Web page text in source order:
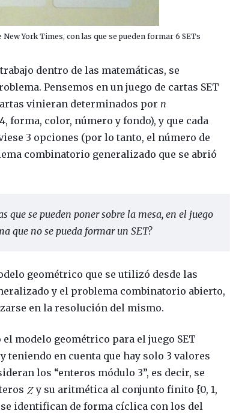
York Times, con las que se pueden formar 6 SETs
dentro de las matemáticas, se
Pensemos en un juego de cartas SET
vinieran determinados porn
forma, color, número y fondo), y que cada
3 opciones (por lo tanto, el número de
combinatorio generalizado que se abrió
que se pueden poner sobre la mesa, en el juego
que no se pueda formar un SET?
geométrico que se utilizó desde las
y el problema combinatorio abierto,
en la resolución del mismo.
modelo geométrico para el juego SET
teniendo en cuenta que hay solo 3 valores
los “enteros módulo 3”, es decir, se
y su aritmética al conjunto finito {0, 1,
identifican de forma cíclica con los del